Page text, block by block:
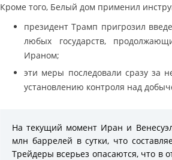
Кроме того, Белый дом применил
президент Трамп пригрозил
любых государств,
Ираном;
эти меры последовали сразу за
установлению контроля над
На текущий момент Иран и
млн баррелей в сутки, что
Трейдеры всерьез опасаются, что в